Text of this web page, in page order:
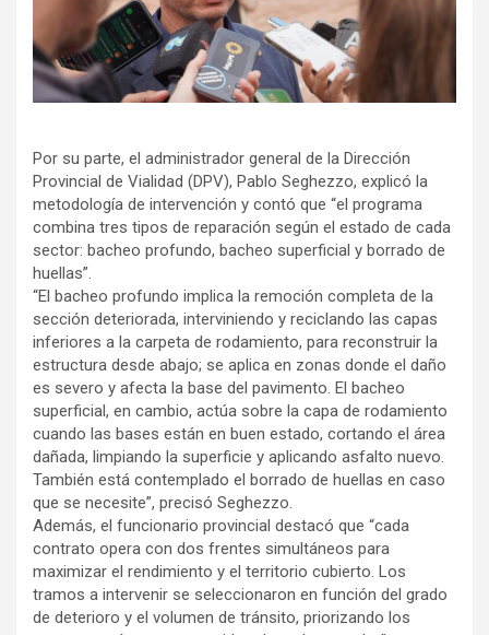
Por su parte, el administrador general de la Dirección
Provincial de Vialidad (DPV), Pablo Seghezzo, explicó la
metodología de intervención y contó que “el programa
combina tres tipos de reparación según el estado de cada
sector: bacheo profundo, bacheo superficial y borrado de
huellas”.
“El bacheo profundo implica la remoción completa de la
sección deteriorada, interviniendo y reciclando las capas
inferiores a la carpeta de rodamiento, para reconstruir la
estructura desde abajo; se aplica en zonas donde el daño
es severo y afecta la base del pavimento. El bacheo
superficial, en cambio, actúa sobre la capa de rodamiento
cuando las bases están en buen estado, cortando el área
dañada, limpiando la superficie y aplicando asfalto nuevo.
También está contemplado el borrado de huellas en caso
que se necesite”, precisó Seghezzo.
Además, el funcionario provincial destacó que “cada
contrato opera con dos frentes simultáneos para
maximizar el rendimiento y el territorio cubierto. Los
tramos a intervenir se seleccionaron en función del grado
de deterioro y el volumen de tránsito, priorizando los